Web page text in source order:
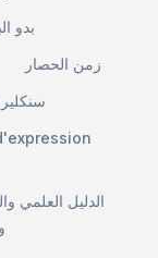
بدو
زمن الحصار
دليل برمجة حاسب سبكتروم (ZX) سنكلير
الدليل العلمي